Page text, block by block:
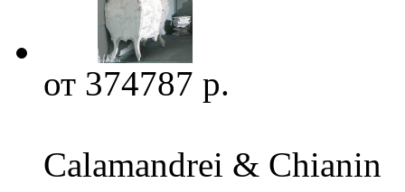
от 374787 р.
Calamandrei & Chianin